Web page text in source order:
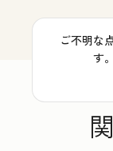
ご不明な
す